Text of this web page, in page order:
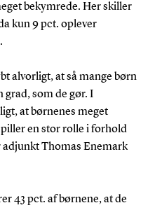
bekymrede. Her skiller
kun 9 pct. oplever
alvorligt, at så mange børn
grad, som de gør. I
at børnenes meget
en stor rolle i forhold
Thomas Enemark
43 pct. af børnene, at de